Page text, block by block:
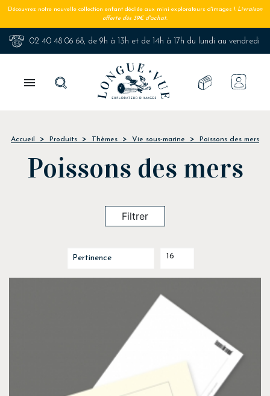
Découvrez notre nouvelle collection enfant dédiée aux mini-explorateurs d'images ! Livraison
offerte dès 39€ d'achat.
02 40 48 06 68, de 9h à 13h et de 14h à 17h du lundi au vendredi

Accueil Produits Thèmes Vie sous-marine Poissons des mers
Poissons des mers
Filtrer
16